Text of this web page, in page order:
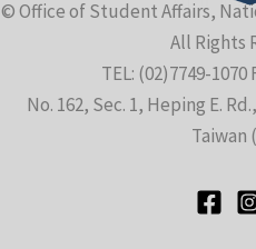
© Office of Student Affairs,
All Rights
TEL: (02)7749-1070
No. 162, Sec. 1, Heping E.
Taiwan